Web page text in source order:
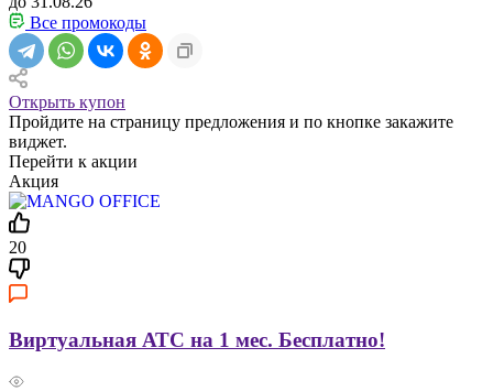
Все промокоды
Открыть купон
Пройдите на страницу предложения и по кнопке закажите
виджет.
Перейти к акции
Акция
20
Виртуальная АТС на 1 мес. Бесплатно!